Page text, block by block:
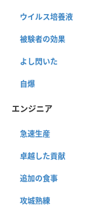
ウイルス培養液
被験者の効果
よし閃いた
自爆
エンジニア
急速生産
卓越した貢献
追加の食事
攻城熟練